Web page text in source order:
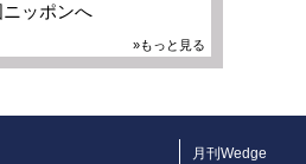
ッポンへ
»もっと見る
月刊Wedge